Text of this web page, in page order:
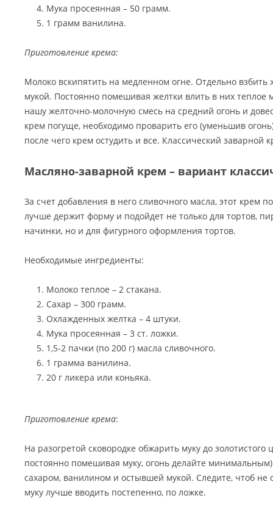
Мука просеянная – 50 грамм.
1 грамм ванилина.
Приготовление крема:
Молоко вскипятить на медленном огне. Отдельно
мукой. Постоянно помешивая желтки влить в них теплое
нашу желточно-молочную смесь на средний огонь и
крем погуще, необходимо проварить его (уменьшив
после чего крем остудить и все. Классический заварной
Масляно-заварной крем – вариант
За счет добавления в него сливочного масла, этот крем
лучше держит форму и подойдет не только для тортов,
начинки, но и для фигурного оформления тортов.
Необходимые ингредиенты:
Молоко теплое – 2 стакана.
Сахар – 300 грамм.
Охлажденных желтка – 4 штуки.
Мука просеянная – 3 ст. ложки.
1,5-2 пачки (по 200 г) масла сливочного.
1 грамма ванилина.
20 г ликера или коньяка.
Приготовление крема:
На разогретой сковородке обжарить муку до золотистого
постоянно помешивая муку, огонь делайте
сахаром, ванилином и остывшей мукой. Следите, чтоб не
муку лучше вводить постепенно, по ложке.